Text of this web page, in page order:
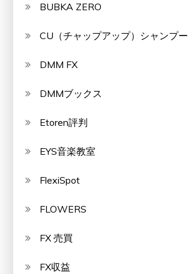
BUBKA ZERO
CU（チャップアップ）シャンプー
DMM FX
DMMブックス
Etoren評判
EYS音楽教室
FlexiSpot
FLOWERS
FX 売買
FX収益